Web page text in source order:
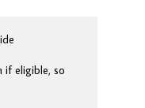
if eligible, so